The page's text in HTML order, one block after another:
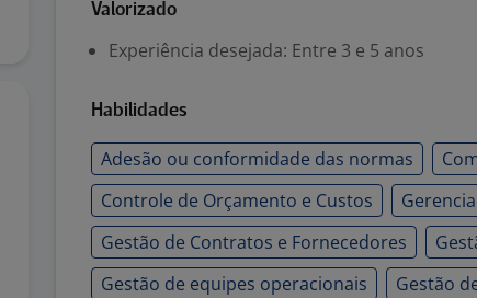
Valorizado
Experiência desejada: Entre 3 e 5 anos
Habilidades
Adesão ou conformidade das normas
Controle de Orçamento e Custos
Gestão de Contratos e Fornecedores
Gestão de equipes operacionais
Gestão